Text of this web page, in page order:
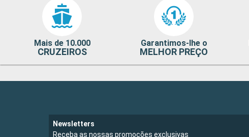
Mais de 10.000
CRUZEIROS
Garantimos-lhe o
MELHOR PREÇO
Newsletters
Receba as nossas promoções exclusivas